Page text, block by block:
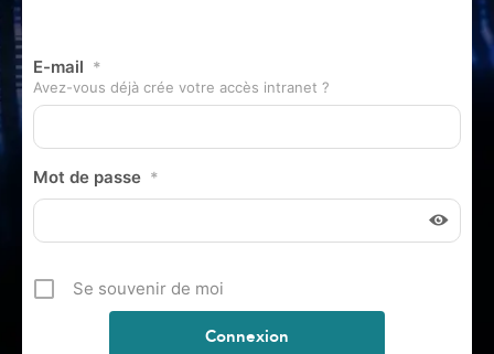
E-mail *
Avez-vous déjà crée votre accès intranet ?
Mot de passe *
Se souvenir de moi